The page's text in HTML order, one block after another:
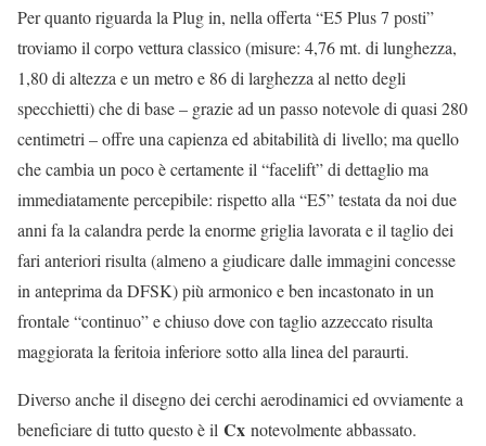
Per quanto riguarda la Plug in, nella offerta “E5 Plus 7 posti”
troviamo il corpo vettura classico (misure: 4,76 mt. di lunghezza,
1,80 di altezza e un metro e 86 di larghezza al netto degli
specchietti) che di base – grazie ad un passo notevole di quasi 280
centimetri – offre una capienza ed abitabilità di livello; ma quello
che cambia un poco è certamente il “facelift” di dettaglio ma
immediatamente percepibile: rispetto alla “E5” testata da noi due
anni fa la calandra perde la enorme griglia lavorata e il taglio dei
fari anteriori risulta (almeno a giudicare dalle immagini concesse
in anteprima da DFSK) più armonico e ben incastonato in un
frontale “continuo” e chiuso dove con taglio azzeccato risulta
maggiorata la feritoia inferiore sotto alla linea del paraurti.
Diverso anche il disegno dei cerchi aerodinamici ed ovviamente a
beneficiare di tutto questo è il Cx notevolmente abbassato.